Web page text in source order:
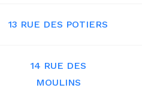
13 RUE DES POTIERS
14 RUE DES
MOULINS